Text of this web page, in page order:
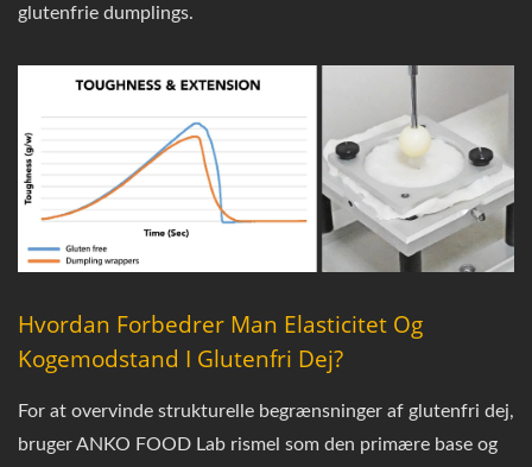
glutenfrie dumplings.
Hvordan Forbedrer Man Elasticitet Og
Kogemodstand I Glutenfri Dej?
For at overvinde strukturelle begrænsninger af glutenfri dej,
bruger ANKO FOOD Lab rismel som den primære base og